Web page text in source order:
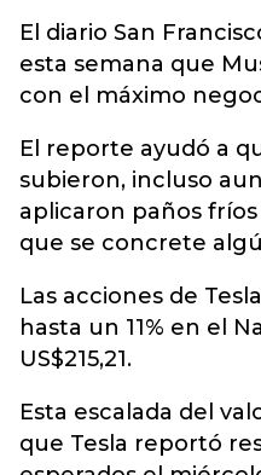
El diario San
esta semana que
con el máximo
El reporte ayudó a
subieron, incluso
aplicaron paños
que se concrete
Las acciones de
hasta un 11% en el
US$215,21.
Esta escalada del
que Tesla reportó